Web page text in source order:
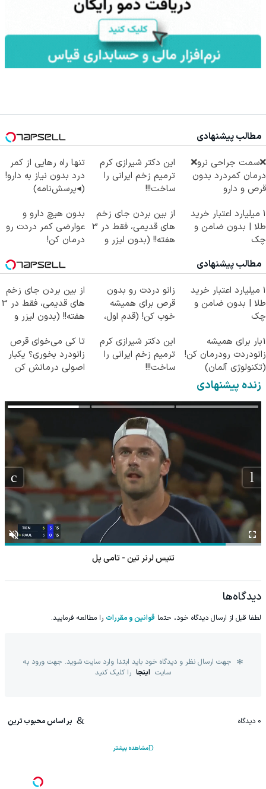
مطالب پیشنهادی
❌سمت جراحی نرو❌
درمان کمردرد بدون
قرص و دارو
این دکتر شیرازی کرم
ترمیم زخم ایرانی را
ساخت!!!
تنها راه رهایی از کمر
درد بدون نیاز به دارو!
(◂پرسش‌نامه)
۱ میلیارد اعتبار خرید
طلا | بدون ضامن و
چک
از بین بردن جای زخم
های قدیمی، فقط در 3
هفته!! (بدون لیزر و
بدون هیچ دارو و
عوارضی کمر دردت رو
درمان کن!
مطالب پیشنهادی
۱ میلیارد اعتبار خرید
طلا | بدون ضامن و
چک
زانو دردت رو بدون
قرص برای همیشه
خوب کن! (قدم اول،
از بین بردن جای زخم
های قدیمی، فقط در 3
هفته!! (بدون لیزر و
1بار برای همیشه
زانودردت رودرمان کن!
(تکنولوژی آلمان)
◂پرسشنامه▸
این دکتر شیرازی کرم
ترمیم زخم ایرانی را
ساخت!!!
تا کی می‌خوای قرص
زانودرد بخوری؟ یکبار
اصولی درمانش کن
زنده پیشنهادی
تنیس لرنر تین - تامی پل
دیدگاه‌ها
لطفا قبل از ارسال دیدگاه خود، حتما قوانین و مقررات را مطالعه فرمایید.
جهت ارسال نظر و دیدگاه خود باید ابتدا وارد سایت شوید. جهت ورود به
سایت اینجا را کلیک کنید
0 دیدگاه بر اساس محبوب ترین
مشاهده بیشتر